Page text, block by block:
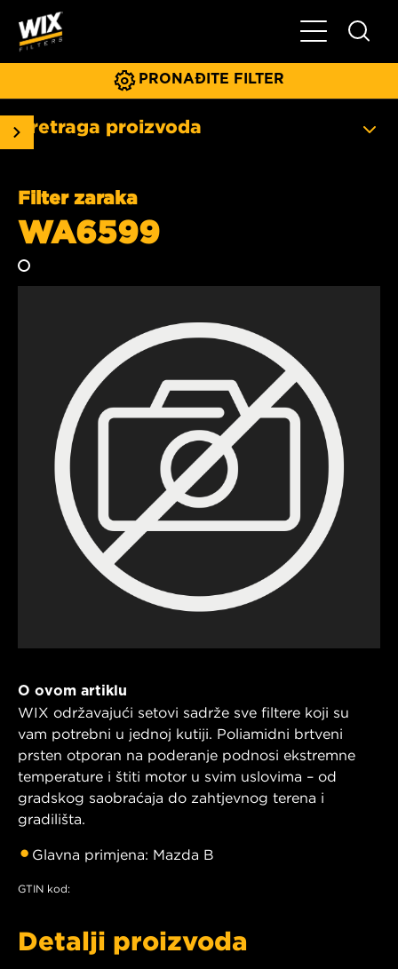
Glavni meni
PRONAĐITE FILTER
Pretraga proizvoda
Filter zaraka
WA6599
O ovom artiklu
WIX održavajući setovi sadrže sve filtere koji su
vam potrebni u jednoj kutiji. Poliamidni brtveni
prsten otporan na poderanje podnosi ekstremne
temperature i štiti motor u svim uslovima – od
gradskog saobraćaja do zahtjevnog terena i
gradilišta.
Glavna primjena: Mazda B
GTIN kod:
Detalji proizvoda